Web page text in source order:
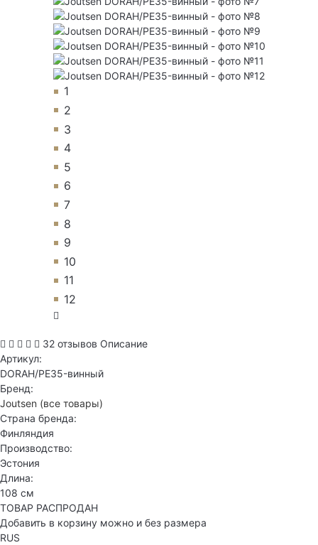
1
2
3
4
5
6
7
8
9
10
11
12
32 отзывов Описание
Артикул:
DORAH/PE35-винный
Бренд:
Joutsen (все товары)
Страна бренда:
Финляндия
Производство:
Эстония
Длина:
108 см
ТОВАР РАСПРОДАН
Добавить в корзину можно и без размера
RUS